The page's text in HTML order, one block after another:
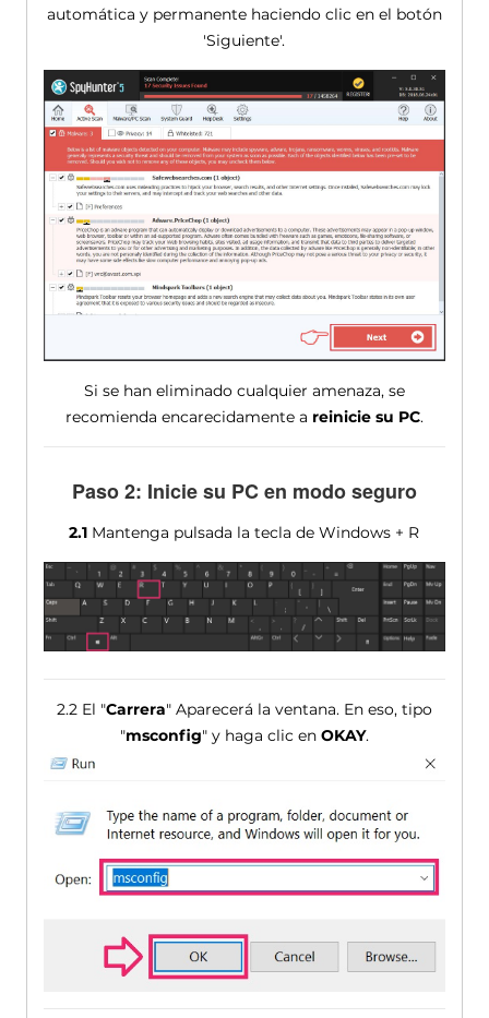
automática y permanente haciendo clic en el botón
'Siguiente'.
Si se han eliminado cualquier amenaza, se
recomienda encarecidamente a reinicie su PC.
Paso 2: Inicie su PC en modo seguro
2.1 Mantenga pulsada la tecla de Windows + R
2.2 El "Carrera" Aparecerá la ventana. En eso, tipo
"msconfig" y haga clic en OKAY.